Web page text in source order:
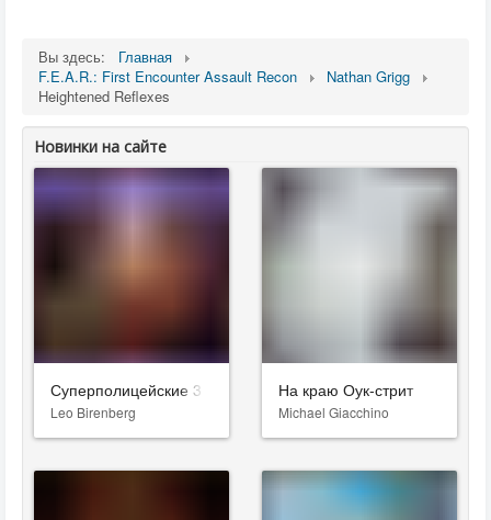
Вы здесь:
Главная
F.E.A.R.: First Encounter Assault Recon
Nathan Grigg
Heightened Reflexes
Новинки на сайте
Суперполицейские 3
Leo Birenberg
На краю Оук-стрит
Michael Giacchino